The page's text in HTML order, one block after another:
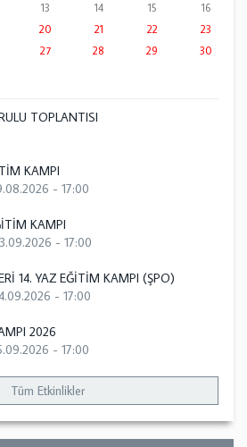
13 14 15
16
20 21 22
23
27 28 29
30
TOPLANTISI
KAMPI
- 17:00
KAMPI
- 17:00
14. YAZ EĞİTİM KAMPI (ŞPO)
- 17:00
2026
- 17:00
Tüm Etkinlikler